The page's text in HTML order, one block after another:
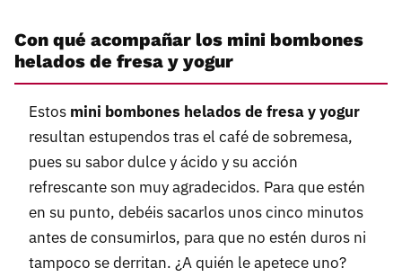
Con qué acompañar los mini bombones
helados de fresa y yogur
Estos mini bombones helados de fresa y yogur
resultan estupendos tras el café de sobremesa,
pues su sabor dulce y ácido y su acción
refrescante son muy agradecidos. Para que estén
en su punto, debéis sacarlos unos cinco minutos
antes de consumirlos, para que no estén duros ni
tampoco se derritan. ¿A quién le apetece uno?